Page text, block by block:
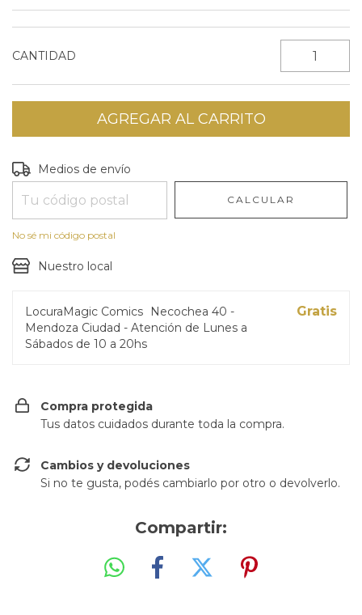
CANTIDAD
Entregas para el CP:
Medios de envío
CALCULAR
No sé mi código postal
Nuestro local
LocuraMagic Comics
Necochea 40 -
Mendoza Ciudad - Atención de Lunes a
Sábados de 10 a 20hs
Gratis
Compra protegida
Tus datos cuidados durante toda la compra.
Cambios y devoluciones
Si no te gusta, podés cambiarlo por otro o devolverlo.
Compartir: